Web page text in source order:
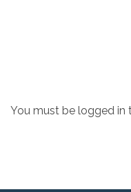
You must be logged in